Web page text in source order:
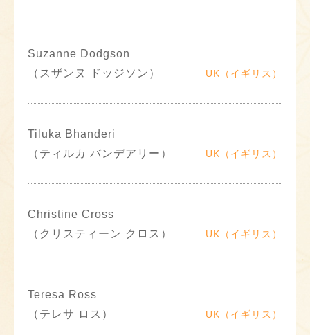
Suzanne Dodgson
（スザンヌ ドッジソン）
UK（イギリス）
Tiluka Bhanderi
（ティルカ バンデアリー）
UK（イギリス）
Christine Cross
（クリスティーン クロス）
UK（イギリス）
Teresa Ross
（テレサ ロス）
UK（イギリス）